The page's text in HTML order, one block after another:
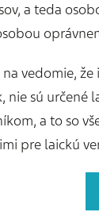
zasielanie
a teda
na vedomie,
nie sú určené
a to so
pre laickú